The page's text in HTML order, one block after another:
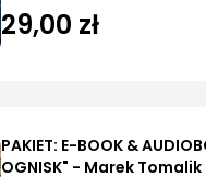
29,00 zł
PAKIET: E-BOOK &
OGNISK" - Marek Tomalik